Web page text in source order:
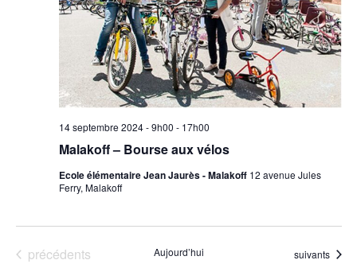
Malakoff – Bourse aux vélos
14 septembre 2024 - 9h00 - 17h00
Ecole élémentaire Jean Jaurès - Malakoff 12 avenue Jules
Ferry, Malakoff
Évènements
précédents Aujourd’hui Évènements
suivants